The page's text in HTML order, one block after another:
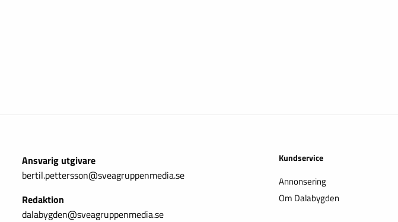
Ansvarig utgivare
bertil.pettersson@sveagruppenmedia.se
Redaktion
dalabygden@sveagruppenmedia.se
Kundservice
Annonsering
Om Dalabygden